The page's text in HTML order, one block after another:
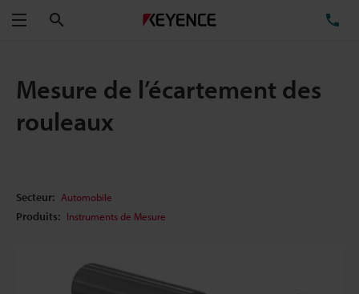
Menu
Mesure de l’écartement des
rouleaux
Secteur: Automobile
Produits: Instruments de Mesure